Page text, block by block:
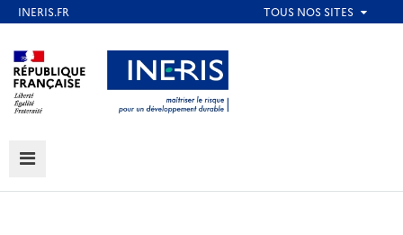
au
contenu
principal
Aller au contenu Aller au menu
Aller au pied de page
MENU